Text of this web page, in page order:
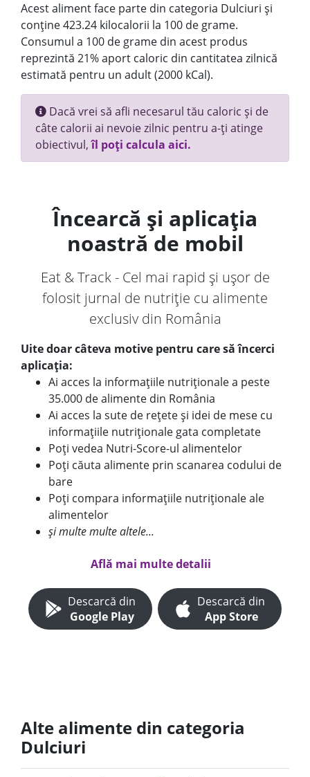
Acest aliment face parte din categoria Dulciuri și
conține 423.24 kilocalorii la 100 de grame.
Consumul a 100 de grame din acest produs
reprezintă 21% aport caloric din cantitatea zilnică
estimată pentru un adult (2000 kCal).
Dacă vrei să afli necesarul tău caloric și de
câte calorii ai nevoie zilnic pentru a-ți atinge
obiectivul,îl poți calcula aici.
Încearcă și aplicația
noastră de mobil
Eat & Track - Cel mai rapid și ușor de
folosit jurnal de nutriție cu alimente
exclusiv din România
Uite doar câteva motive pentru care să încerci
aplicația:
Ai acces la informațiile nutriționale a peste
35.000 de alimente din România
Ai acces la sute de rețete și idei de mese cu
informațiile nutriționale gata completate
Poți vedea Nutri-Score-ul alimentelor
Poți căuta alimente prin scanarea codului de
bare
Poți compara informațiile nutriționale ale
alimentelor
și multe multe altele...
Află mai multe detalii
Descarcă din
Google Play
Descarcă din
App Store
Alte alimente din categoria
Dulciuri